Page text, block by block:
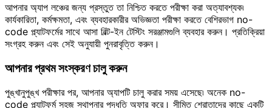
আপনার অ্যাপ লঞ্চের জন্য প্রস্তুত তা নিশ্চিত করতে পরীক্ষা করা অত্যাবশ্যক৷
কার্যকারিতা, কর্মক্ষমতা, এবং ব্যবহারকারীর অভিজ্ঞতা পরীক্ষা করতে বেশিরভাগ no-
code প্ল্যাটফর্মের সাথে আসা বিল্ট-ইন টেস্টিং সরঞ্জামগুলি ব্যবহার করুন। প্রতিক্রিয়া
সংগ্রহ করুন এবং সেই অনুযায়ী পুনরাবৃত্তি করুন।
আপনার প্রথম সংস্করণ চালু করুন
পুঙ্খানুপুঙ্খ পরীক্ষার পর, আপনার অ্যাপটি চালু করার সময় এসেছে৷ অনেক no-
code প্ল্যাটফর্ম সহজ স্থাপনার পদ্ধতি অফার করে। সীমিত শ্রোতাদের কাছে একটি